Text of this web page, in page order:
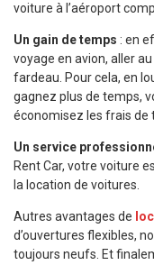
voiture à l’aéroport
Un gain de temps : en
voyage en avion, aller
fardeau. Pour cela, en
gagnez plus de temps,
économisez les frais de
Un service
Rent Car, votre voiture
la location de voitures.
Autres avantages de
d’ouvertures flexibles,
toujours neufs. Et